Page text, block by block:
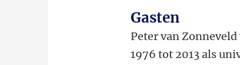
Gasten
Peter van Zonneveld
1976 tot 2013 als